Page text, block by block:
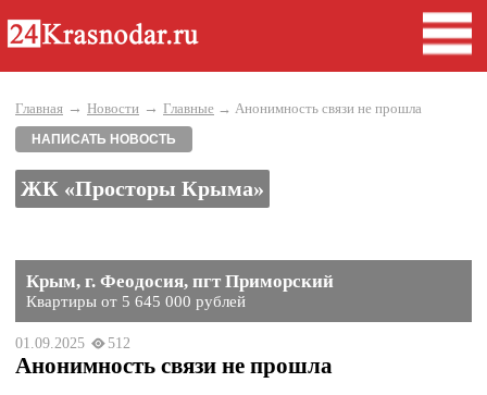
Главная → Новости → Главные → Анонимность связи не прошла
НАПИСАТЬ НОВОСТЬ
ЖК «Просторы Крыма»
Крым, г. Феодосия, пгт Приморский
Квартиры от 5 645 000 рублей
01.09.2025 512
Анонимность связи не прошла